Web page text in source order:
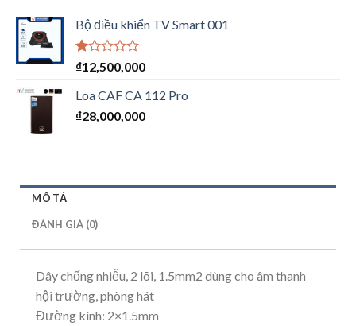
Bộ điều khiển TV Smart 001
Được
hạng
1.00
5
₫12,500,000
Loa CAF CA 112 Pro
₫28,000,000
MÔ TẢ
ĐÁNH GIÁ (0)
Dây chống nhiễu, 2 lõi, 1.5mm2 dùng cho âm thanh
hội trường, phòng hát
Đường kính: 2×1.5mm